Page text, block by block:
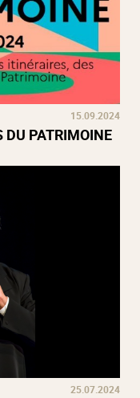
15.09.2024
DU PATRIMOINE
25.07.2024